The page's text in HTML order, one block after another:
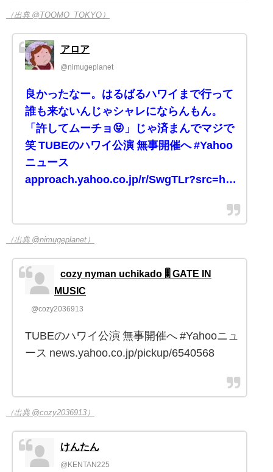
（出典 @TOOMO_TOKYO）
アロア
@nimugeplanet
良かったなー。はるばるハワイまで行って
誰も来ないんじゃシャレにならんもん。
「許してムーチョ😝」じゃ済まんでマジで
笑 TUBEのハワイ公演 無事開催へ #Yahoo
ニュース
approach.yahoo.co.jp/r/SwgTLr?src=h…
（出典 @nimugeplanet）
cozy nyman uchikado 🎚️ GATE IN
MUSIC
@cozy2036913
TUBEのハワイ公演 無事開催へ #Yahooニュ
ース news.yahoo.co.jp/pickup/6540568
（出典 @cozy2036913）
けんたん
@KENTAN225